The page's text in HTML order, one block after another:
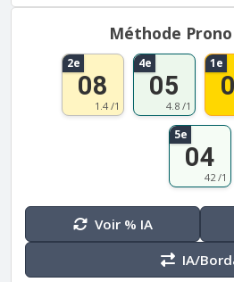
Méthode
2e
08
1.4 /1
4e
05
4.8 /1
1e
5e
04
42 /1
Voir % IA
IA/